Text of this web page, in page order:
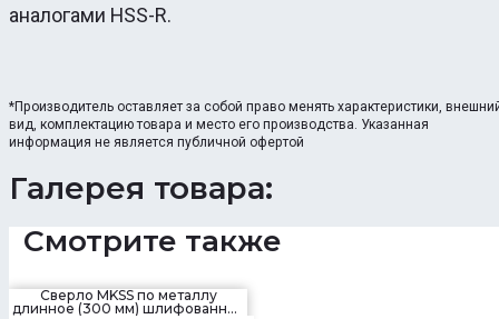
аналогами HSS-R.
*Производитель оставляет за собой право менять характеристики,
вид, комплектацию товара и место его производства. Указанная
информация не является публичной офертой
Галерея товара:
Смотрите также
Сверло MKSS по металлу
длинное (300 мм) шлифованное